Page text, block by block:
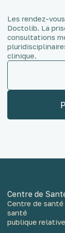
Les rendez-
Doctolib. La
consultations
clinique.
Centre de
Centre de
santé
publique